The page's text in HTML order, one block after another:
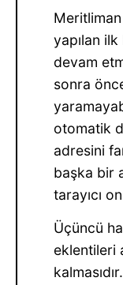
yapılan
devam
sonra
otomatik
adresini
başka bir
tarayıcı
Üçüncü
eklentileri